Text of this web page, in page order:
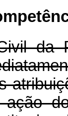
da